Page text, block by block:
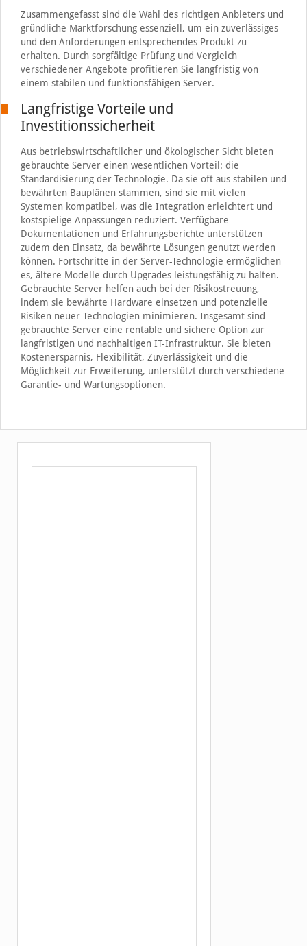
Zusammengefasst sind die Wahl des richtigen Anbieters und
gründliche Marktforschung essenziell, um ein zuverlässiges
und den Anforderungen entsprechendes Produkt zu
erhalten. Durch sorgfältige Prüfung und Vergleich
verschiedener Angebote profitieren Sie langfristig von
einem stabilen und funktionsfähigen Server.
Langfristige Vorteile und
Investitionssicherheit
Aus betriebswirtschaftlicher und ökologischer Sicht bieten
gebrauchte Server einen wesentlichen Vorteil: die
Standardisierung der Technologie. Da sie oft aus stabilen und
bewährten Bauplänen stammen, sind sie mit vielen
Systemen kompatibel, was die Integration erleichtert und
kostspielige Anpassungen reduziert. Verfügbare
Dokumentationen und Erfahrungsberichte unterstützen
zudem den Einsatz, da bewährte Lösungen genutzt werden
können. Fortschritte in der Server-Technologie ermöglichen
es, ältere Modelle durch Upgrades leistungsfähig zu halten.
Gebrauchte Server helfen auch bei der Risikostreuung,
indem sie bewährte Hardware einsetzen und potenzielle
Risiken neuer Technologien minimieren. Insgesamt sind
gebrauchte Server eine rentable und sichere Option zur
langfristigen und nachhaltigen IT-Infrastruktur. Sie bieten
Kostenersparnis, Flexibilität, Zuverlässigkeit und die
Möglichkeit zur Erweiterung, unterstützt durch verschiedene
Garantie- und Wartungsoptionen.